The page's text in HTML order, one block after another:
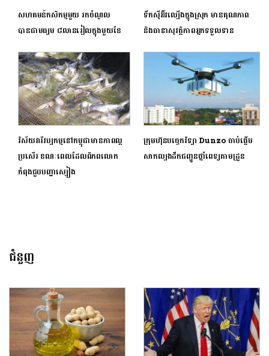
សហគមន៍កសិកម្មមួយ រកចំណូល
បានជាមធ្យម ៨លានរៀល​ក្នុងមួយខែ
ទឹកស៊ីអ៊ីវល្បើងក្នុងស្រុក មានគុណភាព
និងធានាសុវត្ថិភាពអ្នកទទួលទាន
វិស័យវារីវប្បកម្មនៅកម្ពុជាមានភាពល្អ
ប្រសើរ ខណៈពេលដែលពិភពលោក
កំពុងជួបបញ្ហាស្បៀង
ក្រុមហ៊ុនបច្ចេកវិទ្យា Dunzo ចាប់ផ្តើម
សាកល្បងដឹកជញ្ជូនថ្នាំពេទ្យតាមដ្រូន
ជំនួញ